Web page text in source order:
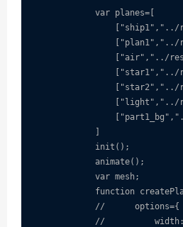
            var planes=[
["air","../
            init();
            animate();
            var mesh;
function
//
//